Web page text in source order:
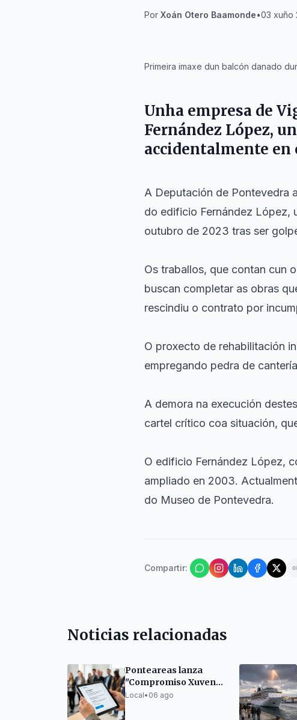
Por Xoán Otero Baamonde•03 xuño
Primeira imaxe dun balcón danado
Unha empresa de
Fernández López,
accidentalmente en
A Deputación de Pontevedra
do edificio Fernández López,
outubro de 2023 tras ser
Os traballos, que contan cun
buscan completar as obras
rescindiu o contrato por
O proxecto de rehabilitación
empregando pedra de
A demora na execución
cartel crítico coa situación,
O edificio Fernández López,
ampliado en 2003.
do Museo de Pontevedra.
Compartir:
Noticias relacionadas
Ponteareas lanza
"Compromiso Xuvenil
II" para 16 mozos
Local• 06 ago